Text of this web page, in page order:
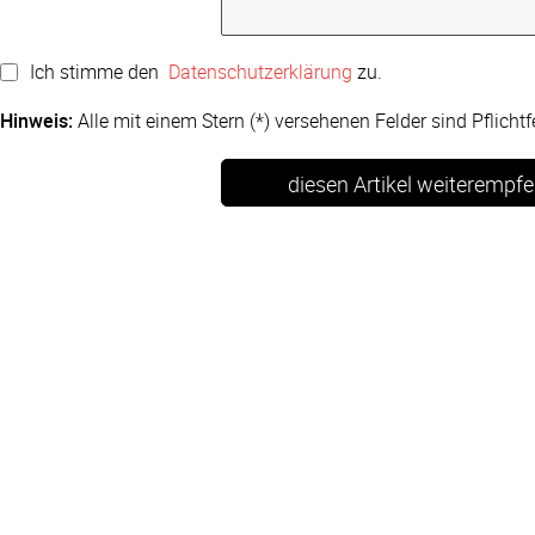
Ich stimme den Datenschutzerklärung zu.
Hinweis:Alle mit einem Stern (*) versehenen Felder sind
diesen Artikel